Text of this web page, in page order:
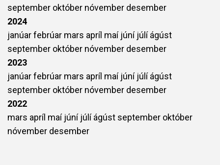
september október nóvember desember
2024
janúarfebrúar mars apríl maí júní júlíágúst
september október nóvember desember
2023
janúarfebrúar mars apríl maí júní júlíágúst
september október nóvember desember
2022
mars apríl maí júní júlíágúst september október
nóvember desember